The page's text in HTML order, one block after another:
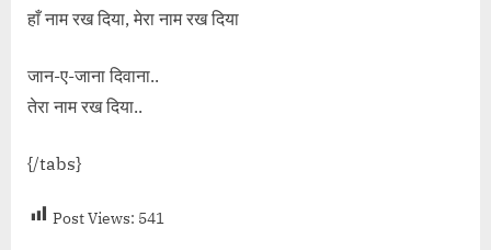
हाँ नाम रख दिया, मेरा नाम रख दिया
जान-ए-जाना दिवाना..
तेरा नाम रख दिया..
{/tabs}
Post Views: 541